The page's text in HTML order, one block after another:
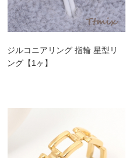
ジルコニアリング 指輪 星型リ
ング【1ヶ】